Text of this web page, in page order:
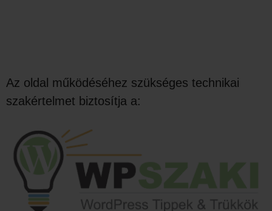
Az oldal működéséhez szükséges technikai
szakértelmet biztosítja a: